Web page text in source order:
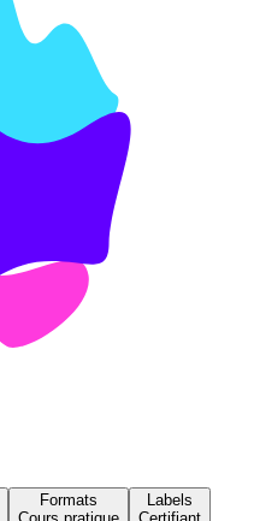
Formats
Labels